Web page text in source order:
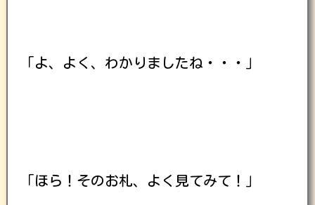
「よ、よく、わかりましたね・・・」
「ほら！そのお札、よく見てみて！」